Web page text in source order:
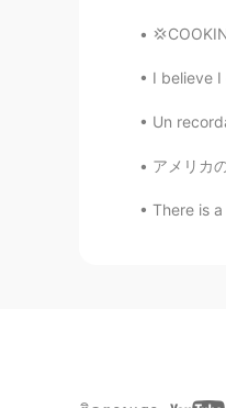
CN
I believe
Un
アメリカの若い人
There is